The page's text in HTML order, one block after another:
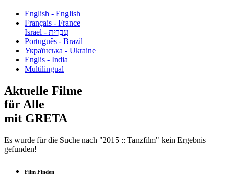
English - English
Français - France
עִבְרִית - Israel
Português - Brazil
Українська - Ukraine
Englis - India
Multilingual
Aktuelle Filme
für Alle
mit GRETA
Es wurde für die Suche nach "2015 :: Tanzfilm" kein Ergebnis
gefunden!
Film Finden